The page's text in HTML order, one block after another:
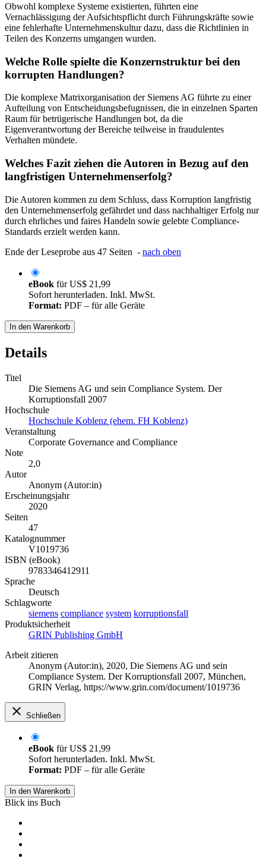
Obwohl komplexe Systeme existierten, führten eine
Vernachlässigung der Aufsichtspflicht durch Führungskräfte sowie
eine fehlerhafte Unternehmenskultur dazu, dass die Richtlinien in
Teilen des Konzerns umgangen wurden.
Welche Rolle spielte die Konzernstruktur bei den
korrupten Handlungen?
Die komplexe Matrixorganisation der Siemens AG führte zu einer
Aufteilung von Entscheidungsbefugnissen, die in einzelnen Sparten
Raum für betrügerische Handlungen bot, da die
Eigenverantwortung der Bereiche teilweise in fraudulentes
Verhalten mündete.
Welches Fazit ziehen die Autoren in Bezug auf den
langfristigen Unternehmenserfolg?
Die Autoren kommen zu dem Schluss, dass Korruption langfristig
den Unternehmenserfolg gefährdet und dass nachhaltiger Erfolg nur
durch ehrliches und faires Handeln sowie gelebte Compliance-
Standards erzielt werden kann.
Ende der Leseprobe aus 47 Seiten - nach oben
eBook fürUS$ 21,99
Sofort herunterladen. Inkl. MwSt.
Format: PDF – für alle Geräte
In den Warenkorb
Details
Titel
Die Siemens AG und sein Compliance System. Der
Korruptionsfall 2007
Hochschule
Hochschule Koblenz (ehem. FH Koblenz)
Veranstaltung
Corporate Governance and Compliance
Note
2,0
Autor
Anonym (Autor:in)
Erscheinungsjahr
2020
Seiten
47
Katalognummer
V1019736
ISBN (eBook)
9783346412911
Sprache
Deutsch
Schlagworte
siemens compliance system korruptionsfall
Produktsicherheit
GRIN Publishing GmbH
Arbeit zitieren
Anonym (Autor:in), 2020, Die Siemens AG und sein
Compliance System. Der Korruptionsfall 2007, München,
GRIN Verlag, https://www.grin.com/document/1019736
Schließen
eBook fürUS$ 21,99
Sofort herunterladen. Inkl. MwSt.
Format: PDF – für alle Geräte
In den Warenkorb
Blick ins Buch